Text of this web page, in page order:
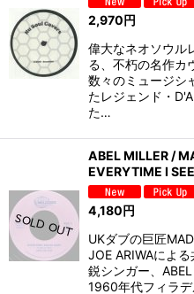
2,970円
偉大なネオソウル
る、不朽の名作カ
数々のミュージシ
たレジェンド・
た…
ABEL MILLER /
EVERYTIME I
4,180円
UKダブの巨匠
JOE ARIWAによ
鋭シンガー、
1960年代フィラ